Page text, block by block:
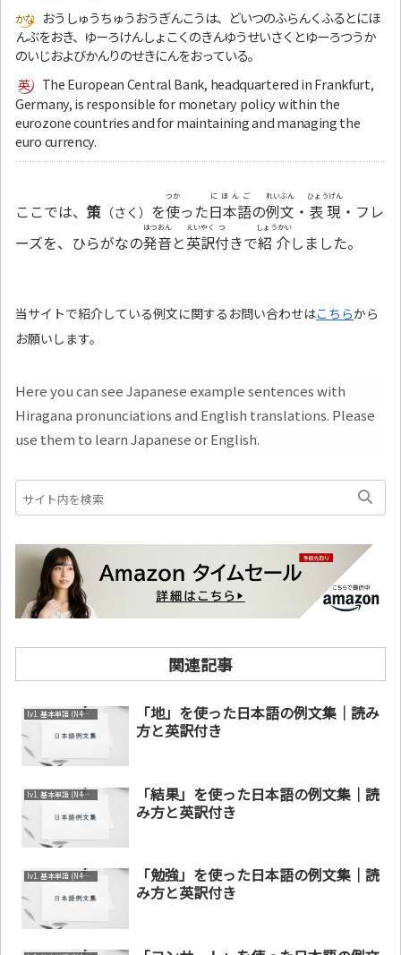
おうしゅうちゅうおうぎんこうは、どいつのふらんくふるとにほ
んぶをおき、ゆーろけんしょこくのきんゆうせいさくとゆーろつうか
のいじおよびかんりのせきにんをおっている。
The European Central Bank, headquartered in Frankfurt,
Germany, is responsible for monetary policy within the
eurozone countries and for maintaining and managing the
euro currency.
ここでは、 策 （さく） を使
つか
った日本語
にほんご
の例文
れいぶん
・ 表現
ひょうげん
・フレ
ーズを、ひらがなの発音
はつおん
と英訳
えいやく
付
つ
きで紹介
しょうかい
しました。
当サイトで紹介している例文に関するお問い合わせはこちらから
お願いします。
Here you can see Japanese example sentences with
Hiragana pronunciations and English translations. Please
use them to learn Japanese or English.
関連記事
lv1. 基本単語 (N4～N5)
「地」を使った日本語の例文集｜読み
方と英訳付き
lv1. 基本単語 (N4～N5)
「結果」を使った日本語の例文集｜読
み方と英訳付き
lv1. 基本単語 (N4～N5)
「勉強」を使った日本語の例文集｜読
み方と英訳付き